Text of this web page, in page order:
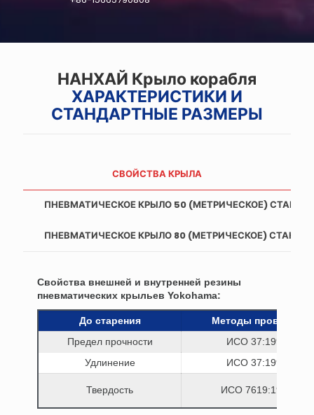
НАНХАЙ Крыло корабля
ХАРАКТЕРИСТИКИ И
СТАНДАРТНЫЕ РАЗМЕРЫ
СВОЙСТВА КРЫЛА
ПНЕВМАТИЧЕСКОЕ КРЫЛО 50 (МЕТРИЧЕСКОЕ)
ПНЕВМАТИЧЕСКОЕ КРЫЛО 80 (МЕТРИЧЕСКОЕ)
Свойства внешней и внутренней резины
пневматических крыльев Yokohama:
До старения
Методы проверки
Предел прочности
ИСО 37:1994
Удлинение
ИСО 37:1994
Твердость ИСО 7619:1997